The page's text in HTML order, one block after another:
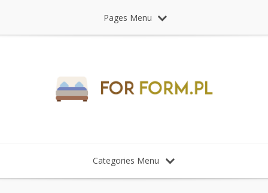
Pages Menu
Categories Menu